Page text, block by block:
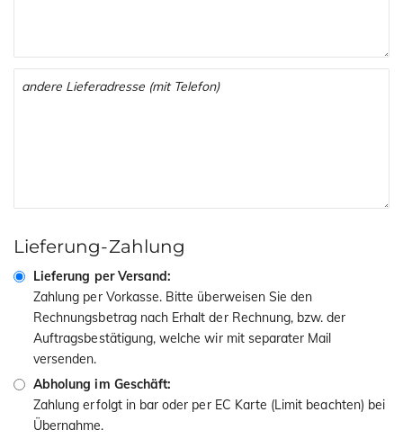
Lieferung-Zahlung
Lieferung per Versand:
Zahlung per Vorkasse. Bitte überweisen Sie den
Rechnungsbetrag nach Erhalt der Rechnung, bzw. der
Auftragsbestätigung, welche wir mit separater Mail
versenden.
Abholung im Geschäft:
Zahlung erfolgt in bar oder per EC Karte (Limit beachten) bei
Übernahme.